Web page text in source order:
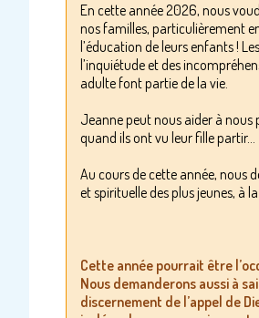
En cette année 2026, nous
nos familles, particulièrement
l’éducation de leurs enfants !
l’inquiétude et des
adulte font partie de la vie.
Jeanne peut nous aider à nous
quand ils ont vu leur fille partir…
Au cours de cette année, nous
et spirituelle des plus jeunes, à
Cette année pourrait être
Nous demanderons aussi à
discernement de l’appel de